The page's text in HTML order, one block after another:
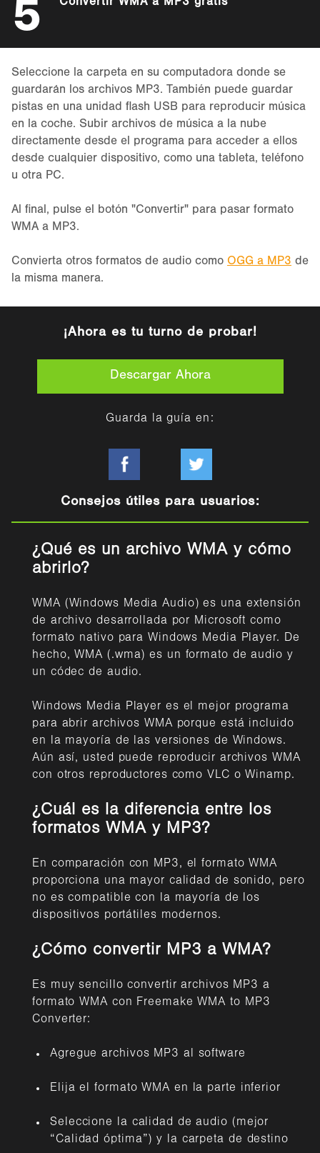
5 Convertir WMA a MP3 gratis
Seleccione la carpeta en su computadora donde se
guardarán los archivos MP3. También puede guardar
pistas en una unidad flash USB para reproducir música
en la coche. Subir archivos de música a la nube
directamente desde el programa para acceder a ellos
desde cualquier dispositivo, como una tableta, teléfono
u otra PC.
Al final, pulse el botón "Convertir" para pasar formato
WMA a MP3.
Convierta otros formatos de audio como OGG a MP3 de
la misma manera.
¡Ahora es tu turno de probar!
Descargar Ahora
Guarda la guía en:
Consejos útiles para usuarios:
¿Qué es un archivo WMA y cómo
abrirlo?
WMA (Windows Media Audio) es una extensión
de archivo desarrollada por Microsoft como
formato nativo para Windows Media Player. De
hecho, WMA (.wma) es un formato de audio y
un códec de audio.
Windows Media Player es el mejor programa
para abrir archivos WMA porque está incluido
en la mayoría de las versiones de Windows.
Aún así, usted puede reproducir archivos WMA
con otros reproductores como VLC o Winamp.
¿Cuál es la diferencia entre los
formatos WMA y MP3?
En comparación con MP3, el formato WMA
proporciona una mayor calidad de sonido, pero
no es compatible con la mayoría de los
dispositivos portátiles modernos.
¿Cómo convertir MP3 a WMA?
Es muy sencillo convertir archivos MP3 a
formato WMA con Freemake WMA to MP3
Converter:
Agregue archivos MP3 al software
Elija el formato WMA en la parte inferior
Seleccione la calidad de audio (mejor
“Calidad óptima”) y la carpeta de destino